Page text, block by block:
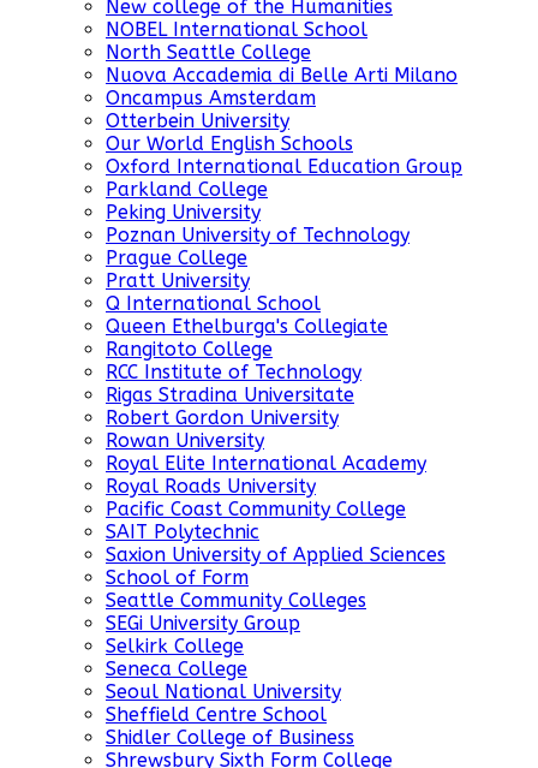
New college of the Humanities
NOBEL International School
North Seattle College
Nuova Accademia di Belle Arti Milano
Oncampus Amsterdam
Otterbein University
Our World English Schools
Oxford International Education Group
Parkland College
Peking University
Poznan University of Technology
Prague College
Pratt University
Q International School
Queen Ethelburga's Collegiate
Rangitoto College
RCC Institute of Technology
Rigas Stradina Universitate
Robert Gordon University
Rowan University
Royal Elite International Academy
Royal Roads University
Pacific Coast Community College
SAIT Polytechnic
Saxion University of Applied Sciences
School of Form
Seattle Community Colleges
SEGi University Group
Selkirk College
Seneca College
Seoul National University
Sheffield Centre School
Shidler College of Business
Shrewsbury Sixth Form College